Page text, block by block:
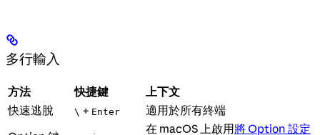
多行輸入
方法 快捷鍵
上下文
快速逃脫
\ + Enter
適用於所有終端
在 macOS 上啟用將 Option 設定